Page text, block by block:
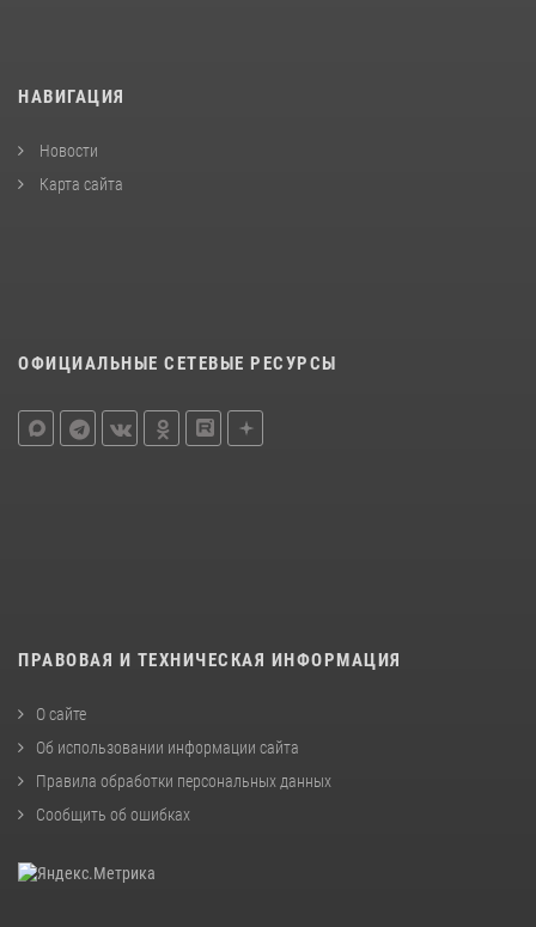
НАВИГАЦИЯ
Новости
Карта сайта
ОФИЦИАЛЬНЫЕ СЕТЕВЫЕ РЕСУРСЫ
ПРАВОВАЯ И ТЕХНИЧЕСКАЯ ИНФОРМАЦИЯ
О сайте
Об использовании информации сайта
Правила обработки персональных данных
Сообщить об ошибках